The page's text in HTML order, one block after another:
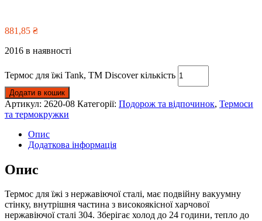
881,85 ₴
2016 в наявності
Термос для їжі Tank, TM Discover кількість
Додати в кошик
Артикул: 2620-08 Категорії: Подорож та відпочинок, Термоси
та термокружки
Опис
Додаткова інформація
Опис
Термос для їжі з нержавіючої сталі, має подвійну вакуумну
стінку, внутрішня частина з високоякісної харчової
нержавіючої сталі 304. Зберігає холод до 24 години, тепло до